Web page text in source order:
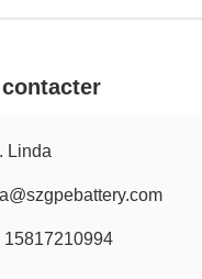
Linda
15817210994